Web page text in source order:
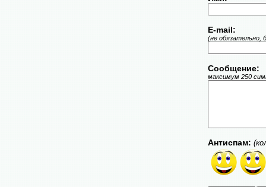
E-mail:
(не обязательно,
Сообщение:
максимум 250
Антиспам: